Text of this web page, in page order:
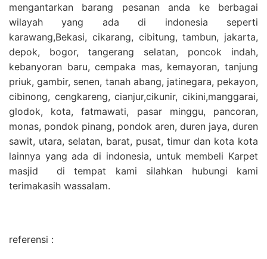
mengantarkan barang pesanan anda ke berbagai
wilayah yang ada di indonesia seperti
karawang,Bekasi, cikarang, cibitung, tambun, jakarta,
depok, bogor, tangerang selatan, poncok indah,
kebanyoran baru, cempaka mas, kemayoran, tanjung
priuk, gambir, senen, tanah abang, jatinegara, pekayon,
cibinong, cengkareng, cianjur,cikunir, cikini,manggarai,
glodok, kota, fatmawati, pasar minggu, pancoran,
monas, pondok pinang, pondok aren, duren jaya, duren
sawit, utara, selatan, barat, pusat, timur dan kota kota
lainnya yang ada di indonesia, untuk membeli Karpet
masjid di tempat kami silahkan hubungi kami
terimakasih wassalam.
referensi :